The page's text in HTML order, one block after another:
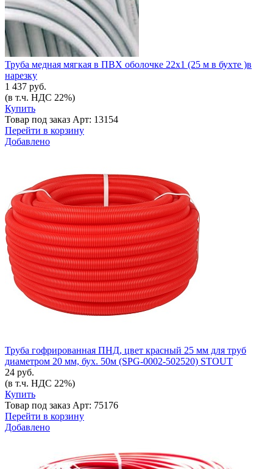
Труба медная мягкая в ПВХ оболочке 22х1 (25 м в бухте )в
нарезку
1 437 руб.
(в т.ч. НДС 22%)
Купить
Товар под заказ Арт: 13154
Перейти в корзину
Добавлено
Труба гофрированная ПНД, цвет красный 25 мм для труб
диаметром 20 мм, бух. 50м (SPG-0002-502520) STOUT
24 руб.
(в т.ч. НДС 22%)
Купить
Товар под заказ Арт: 75176
Перейти в корзину
Добавлено